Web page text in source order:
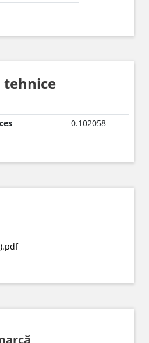
tehnice
0.102058